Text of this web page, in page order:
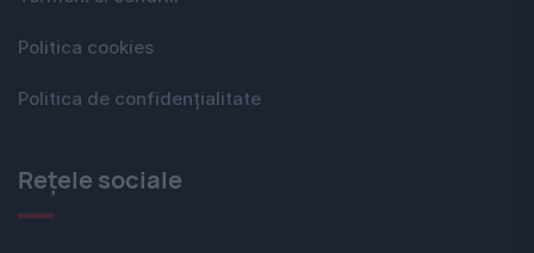
Politica cookies
Politica de confidențialitate
Rețele sociale